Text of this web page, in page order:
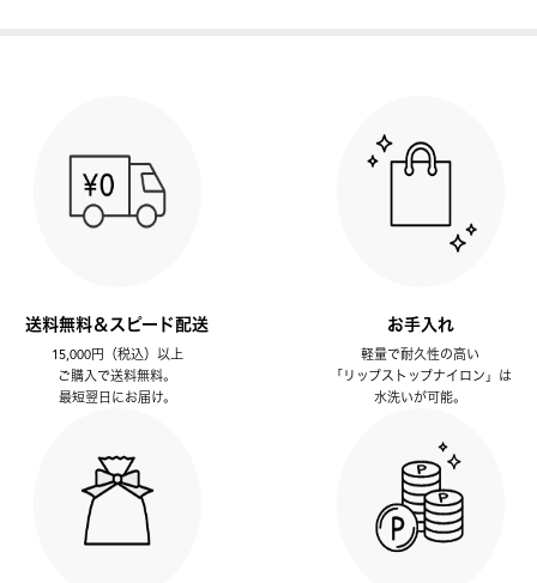
送料無料＆スピード配送
15,000円（税込）以上
ご購入で送料無料。
最短翌日にお届け。
お手入れ
軽量で耐久性の高い
「リップストップナイロン」は
水洗いが可能。